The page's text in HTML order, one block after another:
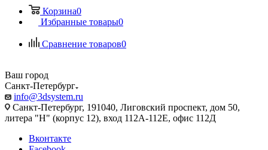
Корзина0
Избранные товары0
Сравнение товаров0
Ваш город
Санкт-Петербург
info@3dsystem.ru
Санкт-Петербург, 191040, Лиговский проспект, дом 50,
литера "Н" (корпус 12), вход 112А-112Е, офис 112Д
Вконтакте